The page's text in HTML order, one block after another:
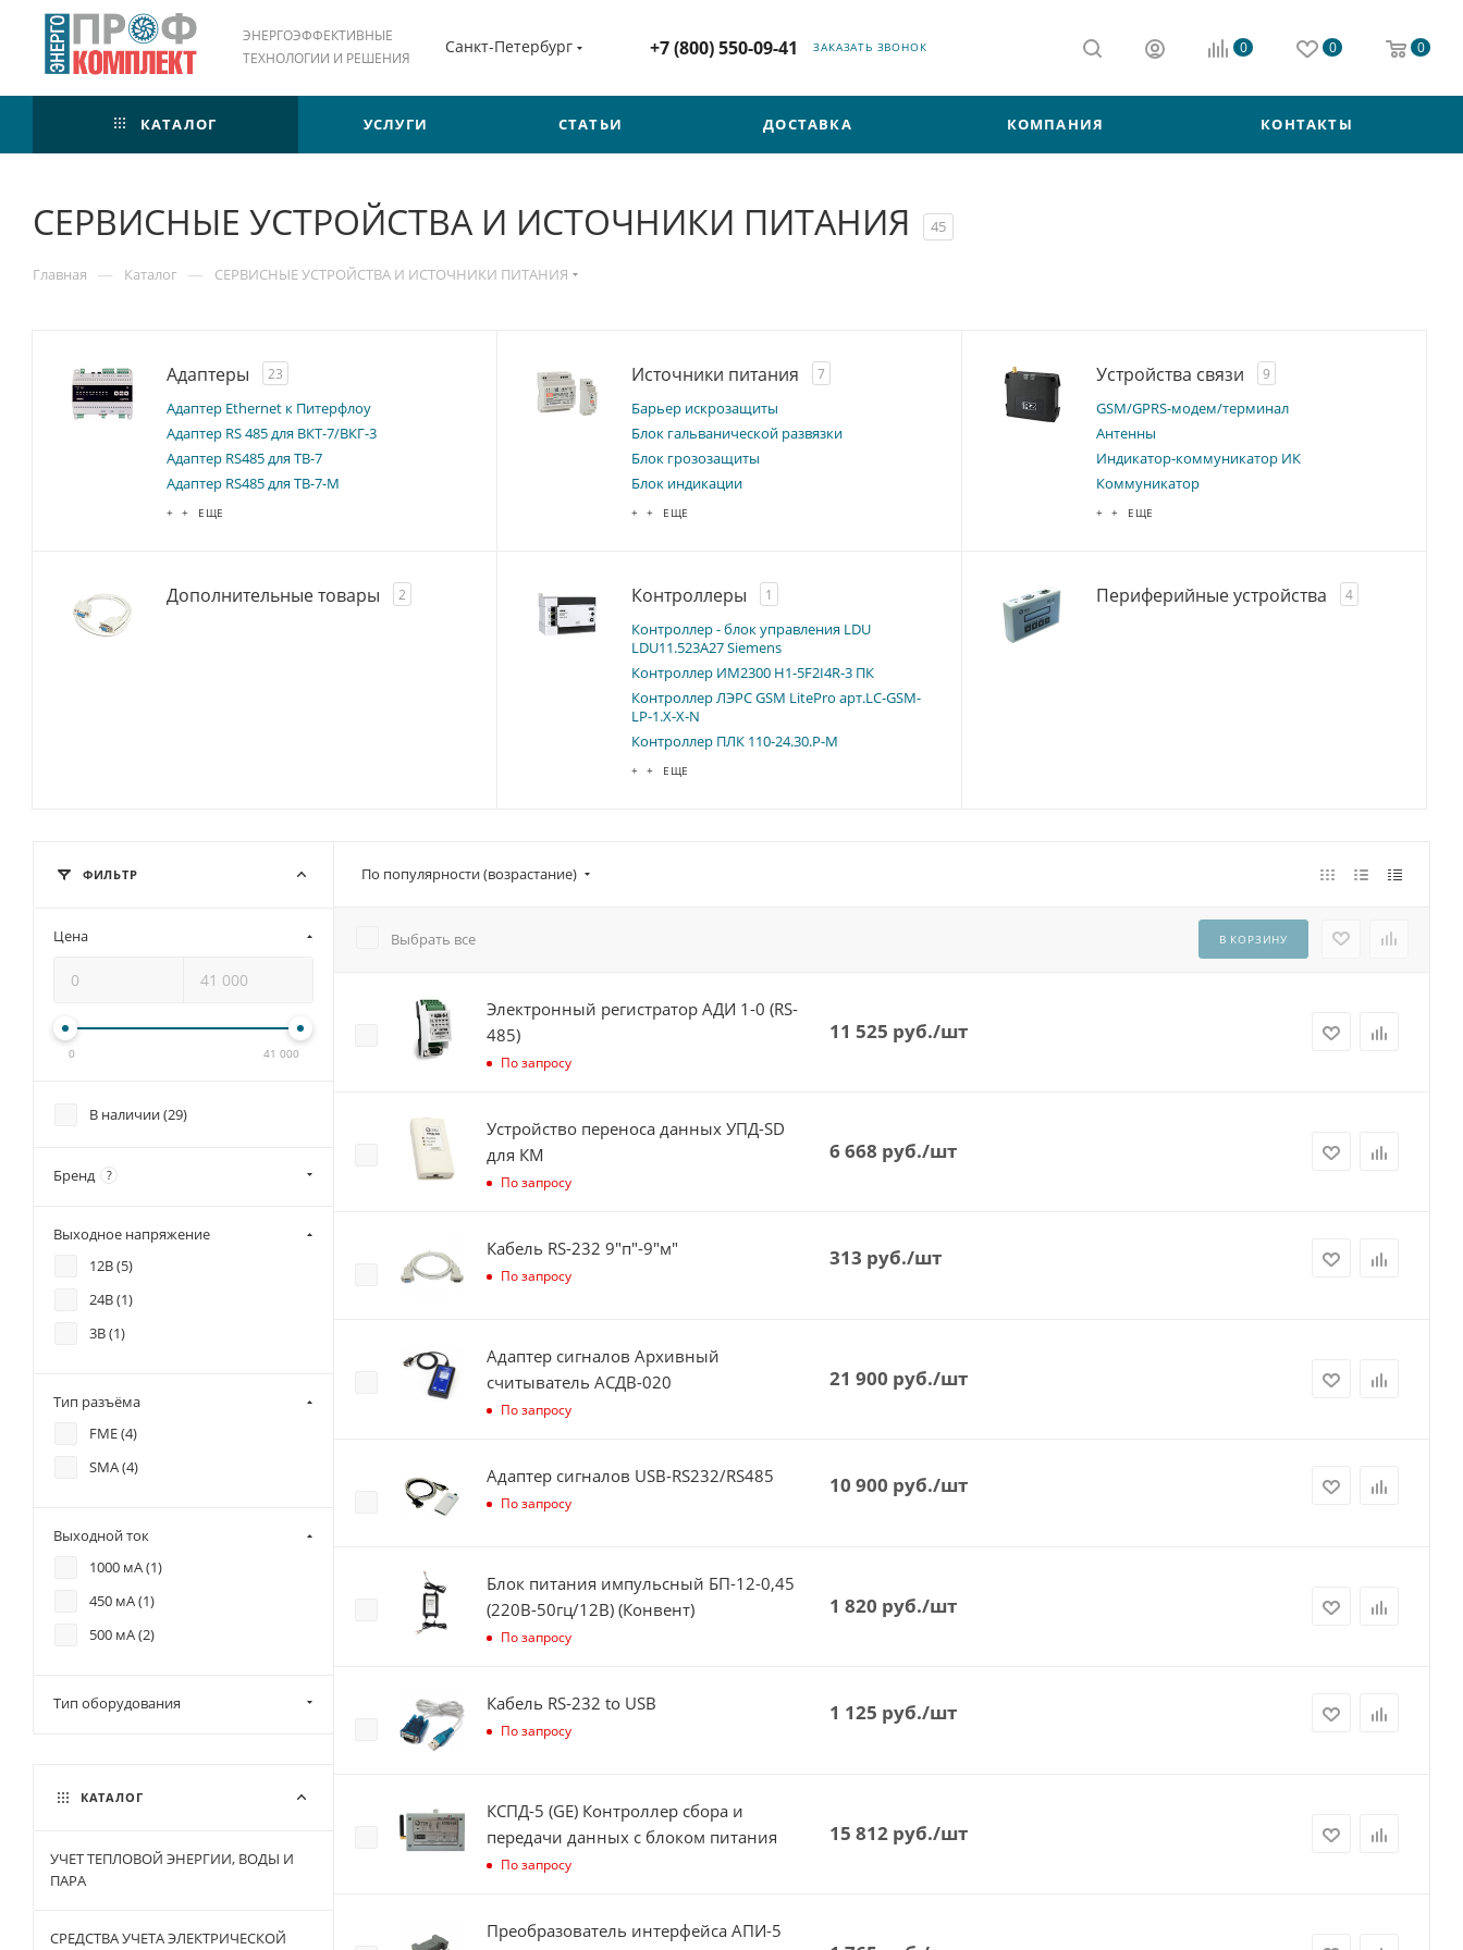
ЭНЕРГОЭФФЕКТИВНЫЕ
ТЕХНОЛОГИИ И РЕШЕНИЯ
Санкт-Петербург +7 (800) 550-09-41 ЗАКАЗАТЬ ЗВОНОК 0 0 0
КАТАЛОГ УСЛУГИ СТАТЬИ ДОСТАВКА КОМПАНИЯ КОНТАКТЫ
СЕРВИСНЫЕ УСТРОЙСТВА И ИСТОЧНИКИ ПИТАНИЯ 45
Главная — Каталог — СЕРВИСНЫЕ УСТРОЙСТВА И ИСТОЧНИКИ ПИТАНИЯ
Адаптеры 23
Адаптер Ethernet к Питерфлоу
Адаптер RS 485 для ВКТ-7/ВКГ-3
Адаптер RS485 для ТВ-7
Адаптер RS485 для ТВ-7-М
+ + ЕЩЕ
Источники питания 7
Барьер искрозащиты
Блок гальванической развязки
Блок грозозащиты
Блок индикации
+ + ЕЩЕ
Устройства связи 9
GSM/GPRS-модем/терминал
Антенны
Индикатор-коммуникатор ИК
Коммуникатор
+ + ЕЩЕ
Дополнительные товары 2 Контроллеры 1
Контроллер - блок управления LDU
LDU11.523A27 Siemens
Контроллер ИМ2300 Н1-5F2I4R-3 ПК
Контроллер ЛЭРС GSM LitePro арт.LC-GSM-
LP-1.X-Х-N
Контроллер ПЛК 110-24.30.Р-M
+ + ЕЩЕ
Периферийные устройства 4
По популярности (возрастание)
Выбрать все В КОРЗИНУ
Электронный регистратор АДИ 1-0 (RS-
485)
По запросу
11 525 руб./шт
Устройство переноса данных УПД-SD
для КМ
По запросу
6 668 руб./шт
Кабель RS-232 9"п"-9"м"
По запросу
313 руб./шт
Адаптер сигналов Архивный
считыватель АСДВ-020
По запросу
21 900 руб./шт
Адаптер сигналов USB-RS232/RS485
По запросу
10 900 руб./шт
Блок питания импульсный БП-12-0,45
(220В-50гц/12В) (Конвент)
По запросу
1 820 руб./шт
Кабель RS-232 to USB
По запросу
1 125 руб./шт
КСПД-5 (GE) Контроллер сбора и
передачи данных с блоком питания
По запросу
15 812руб./шт
Преобразователь интерфейса АПИ-5
ФИЛЬТР
Цена
0 41 000
В наличии (29)
Бренд ?
Выходное напряжение
12В (5)
24В (1)
3В (1)
Тип разъёма
FME (4)
SMA (4)
Выходной ток
1000 мА (1)
450 мА (1)
500 мА (2)
Тип оборудования
КАТАЛОГ
УЧЕТ ТЕПЛОВОЙ ЭНЕРГИИ, ВОДЫ И
ПАРА
СРЕДСТВА УЧЕТА ЭЛЕКТРИЧЕСКОЙ